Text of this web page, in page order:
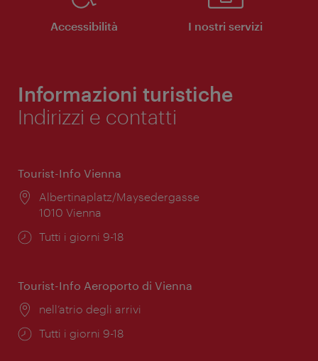
Accessibilità I nostri servizi
Informazioni turistiche
Indirizzi e contatti
Tourist-Info Vienna
Posizione:
Albertinaplatz/Maysedergasse
1010 Vienna
Orari
Tutti i giorni 9-18
Tourist-Info Aeroporto di Vienna
Posizione:
nell’atrio degli arrivi
Orari
Tutti i giorni 9-18